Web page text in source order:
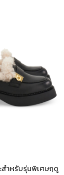
สำหรับรุ่นพิเศษฤดู